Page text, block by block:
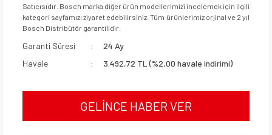
Satıcısıdır. Bosch marka diğer ürün modellerimizi incelemek için ilgili
kategori sayfamızı ziyaret edebilirsiniz. Tüm ürünlerimiz orjinal ve 2 yıl
Bosch Distribütör garantilidir.
Garanti Süresi
24 Ay
Havale
3.492,72 TL (%2,00 havale indirimi)
GELİNCE HABER VER